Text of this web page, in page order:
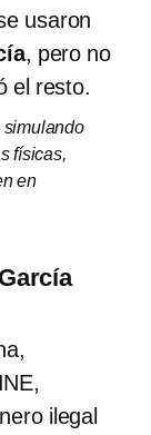
usaron
, pero no
el resto.
simulando
físicas,
en
ilegal